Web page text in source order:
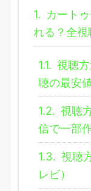
1. カート
れる？全
1.1. 視聴
聴の最安値
1.2. 視聴
信で一部
1.3. 視聴
レビ）